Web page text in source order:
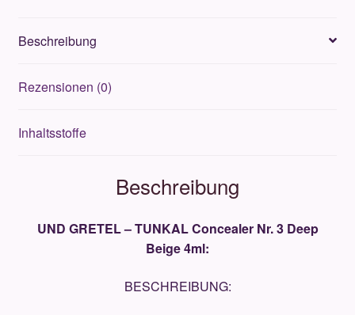
4ml
Beschreibung
Rezensionen (0)
Inhaltsstoffe
Beschreibung
UND GRETEL – TUNKAL Concealer Nr. 3 Deep
Beige 4ml:
BESCHREIBUNG: